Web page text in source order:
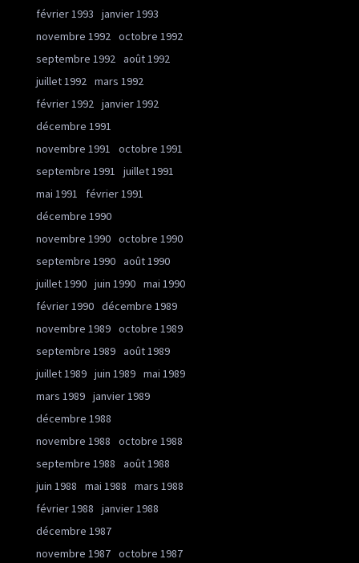
février 1993
janvier 1993
novembre 1992 octobre 1992
septembre 1992 août 1992
juillet 1992 mars 1992
février 1992 janvier 1992
décembre 1991
novembre 1991
octobre 1991
septembre 1991
juillet 1991
mai 1991
février 1991
décembre 1990
novembre 1990 octobre 1990
septembre 1990 août 1990
juillet 1990 juin 1990 mai 1990
février 1990 décembre 1989
novembre 1989 octobre 1989
septembre 1989 août 1989
juillet 1989 juin 1989 mai 1989
mars 1989 janvier 1989
décembre 1988
novembre 1988
octobre 1988
septembre 1988
août 1988
juin 1988
mai 1988
mars 1988
février 1988
janvier 1988
décembre 1987
novembre 1987 octobre 1987